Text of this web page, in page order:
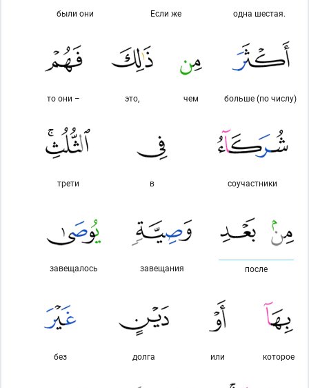
одна шестая.
Если же
были они
больше (по числу)
чем
это,
то они –
соучастники
в
трети
после
завещания
завещалось
которое
или
долга
без